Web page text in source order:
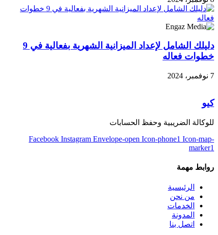
دليلك الشامل لإعداد الميزانية الشهرية بفعالية في 9
خطوات فعاله
7 نوفمبر، 2024
كيو
للوكالة الضريبية وحفظ الحسابات
Facebook Instagram Envelope-open Icon-phone1 Icon-map-
marker1
روابط مهمة
الرئيسية
من نحن
الخدمات
المدونة
اتصل بنا